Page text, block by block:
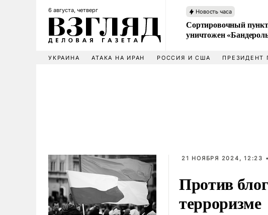
6 августа, четверг Новость часа
Сортировочный
уничтожен
УКРАИНА АТАКА НА ИРАН РОССИЯ И США ПРЕЗИДЕНТ
21 НОЯБРЯ 2024, 12:23 •
Против
терроризме